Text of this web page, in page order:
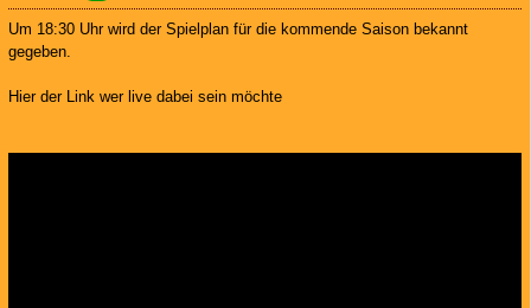
Um 18:30 Uhr wird der Spielplan für die kommende Saison bekannt
gegeben.
Hier der Link wer live dabei sein möchte